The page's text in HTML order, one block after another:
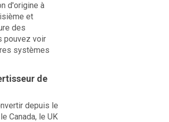
d'origine à
et
des
pouvez voir
systèmes
de
depuis le
Canada, le UK